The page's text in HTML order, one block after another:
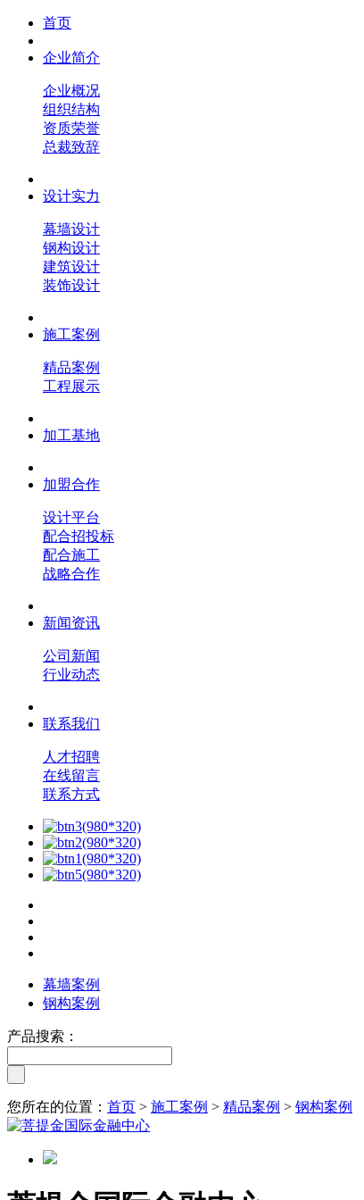
首页
企业简介
企业概况
组织结构
资质荣誉
总裁致辞
设计实力
幕墙设计
钢构设计
建筑设计
装饰设计
施工案例
精品案例
工程展示
加工基地
加盟合作
设计平台
配合招投标
配合施工
战略合作
新闻资讯
公司新闻
行业动态
联系我们
人才招聘
在线留言
联系方式
幕墙案例
钢构案例
产品搜索：
您所在的位置： 首页 > 施工案例 > 精品案例 > 钢构案例